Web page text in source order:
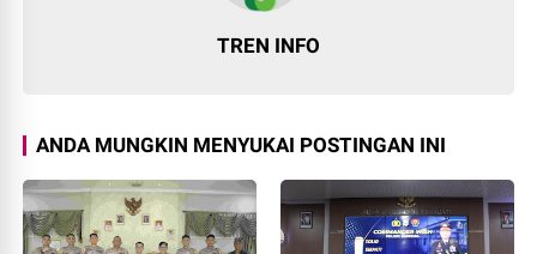
TREN INFO
ANDA MUNGKIN MENYUKAI POSTINGAN INI